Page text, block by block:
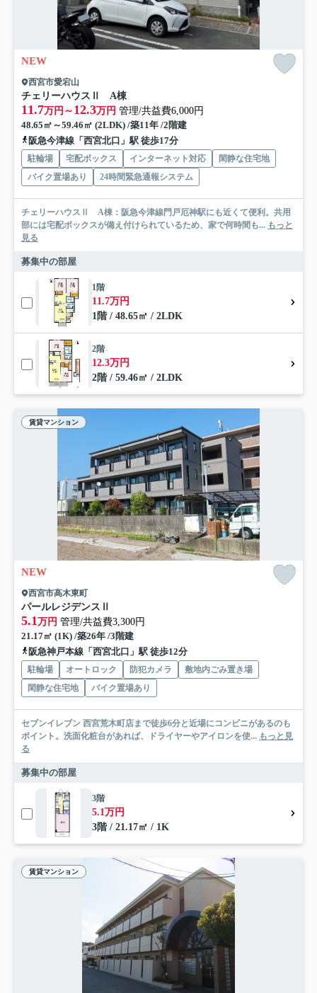
NEW
西宮市愛宕山
チェリーハウスⅡ A棟
11.7万円～ 12.3万円 管理/共益費6,000円
48.65㎡～59.46㎡ (2LDK) /築11年 /2階建
阪急今津線「西宮北口」駅 徒歩17分
駐輪場 宅配ボックス インターネット対応
閑静な住宅地
バイク置場あり
24時間緊急通報システム
チェリーハウスⅡ A棟：阪急今津線門戸厄神駅にも近くて便利。共用
部には宅配ボックスが備え付けられているため、家で何時間も... もっと
見る
募集中の部屋
1階
11.7万円
1階 / 48.65㎡ / 2LDK
2階
12.3万円
2階 / 59.46㎡ / 2LDK
賃貸マンション
NEW
西宮市高木東町
パールレジデンスⅡ
5.1万円 管理/共益費3,300円
21.17㎡ (1K) /築26年 /3階建
阪急神戸本線「西宮北口」駅 徒歩12分
駐輪場 オートロック 防犯カメラ
敷地内ごみ置き場
閑静な住宅地
バイク置場あり
セブンイレブン 西宮荒木町店まで徒歩6分と近場にコンビニがあるのも
ポイント。洗面化粧台があれば、ドライヤーやアイロンを使... もっと見
る
募集中の部屋
3階
5.1万円
3階 / 21.17㎡ / 1K
賃貸マンション